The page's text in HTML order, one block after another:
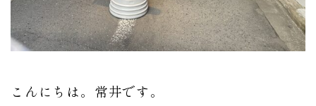
こんにちは。常井です。